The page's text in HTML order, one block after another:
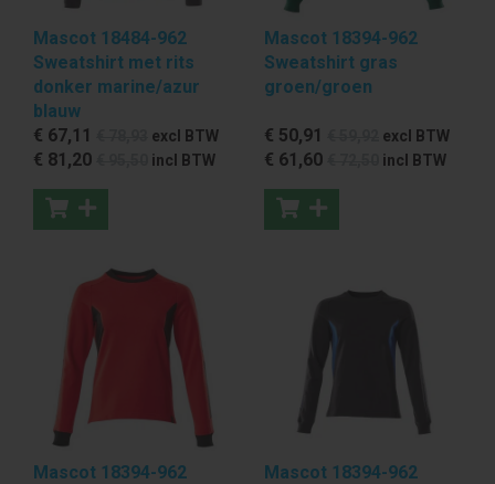
Mascot 18484-962
Sweatshirt met rits
donker marine/azur
blauw
€ 67,11 excl BTW
€ 81 ,20 incl BTW
Mascot 18394-962
Sweatshirt gras
groen/groen
€ 50,91 excl BTW
€ 61 ,60 incl BTW
Mascot 18394-962
Mascot 18394-962